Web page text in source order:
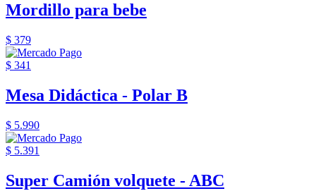
Mordillo para bebe
$ 379
$ 341
Mesa Didáctica - Polar B
$ 5.990
$ 5.391
Super Camión volquete - ABC